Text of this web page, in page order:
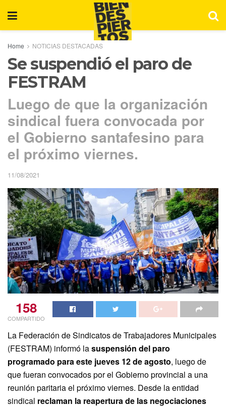
Home NOTICIAS DESTACADAS
Se suspendió el paro de
FESTRAM
Luego de que la organización
sindical fuera convocada por
el Gobierno santafesino para
el próximo viernes.
11/08/2021
158
COMPARTIDO
La Federación de Sindicatos de Trabajadores Municipales
(FESTRAM) informó lasuspensión del paro
programado para este jueves 12 de agosto, luego de
que fueran convocados por el Gobierno provincial a una
reunión paritaria el próximo viernes. Desde la entidad
sindical reclaman la reapertura de las negociaciones